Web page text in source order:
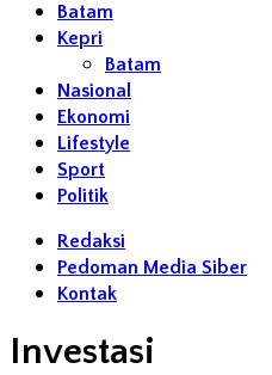
Batam
Kepri
Batam
Nasional
Ekonomi
Lifestyle
Sport
Politik
Redaksi
Pedoman Media Siber
Kontak
Investasi